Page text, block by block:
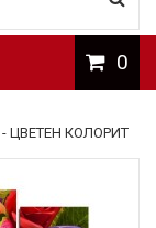
0
- ЦВЕТЕН КОЛОРИТ